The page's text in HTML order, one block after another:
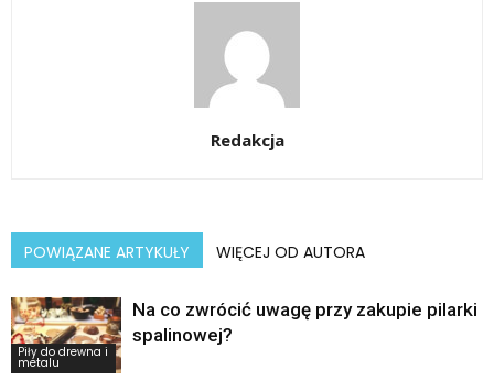
Redakcja
POWIĄZANE ARTYKUŁY WIĘCEJ OD AUTORA
Piły do drewna i
metalu
Na co zwrócić uwagę przy zakupie pilarki
spalinowej?